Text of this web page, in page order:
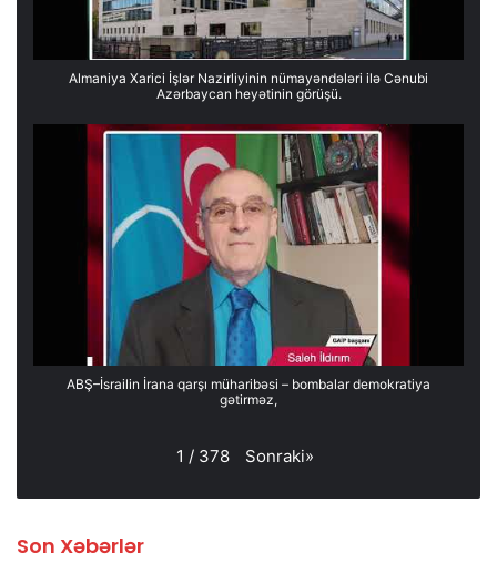
Almaniya Xarici İşlər Nazirliyinin nümayəndələri ilə Cənubi
Azərbaycan heyətinin görüşü.
ABŞ–İsrailin İrana qarşı müharibəsi – bombalar demokratiya
gətirməz,
1 / 378 Sonraki»
Son Xəbərlər